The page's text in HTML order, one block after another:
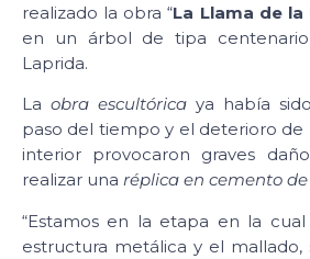
realizado la obra “La Llama de la
en un árbol de tipa
Laprida.
La obra escultórica ya había
paso del tiempo y el deterioro de
interior provocaron graves
realizar una réplica en cemento
“Estamos en la etapa en la
estructura metálica y el mallado,